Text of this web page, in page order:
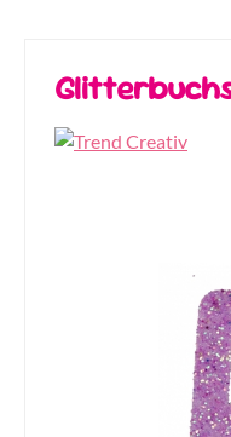
Bildergalerie